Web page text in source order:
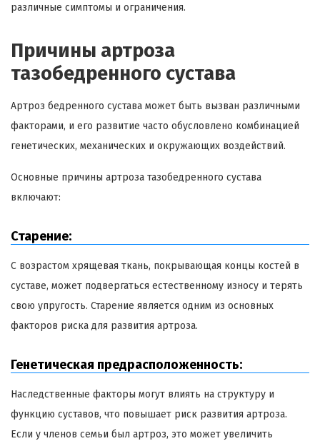
различные симптомы и ограничения.
Причины артроза
тазобедренного сустава
Артроз бедренного сустава может быть вызван различными
факторами, и его развитие часто обусловлено комбинацией
генетических, механических и окружающих воздействий.
Основные причины артроза тазобедренного сустава
включают:
Старение:
С возрастом хрящевая ткань, покрывающая концы костей в
суставе, может подвергаться естественному износу и терять
свою упругость. Старение является одним из основных
факторов риска для развития артроза.
Генетическая предрасположенность:
Наследственные факторы могут влиять на структуру и
функцию суставов, что повышает риск развития артроза.
Если у членов семьи был артроз, это может увеличить